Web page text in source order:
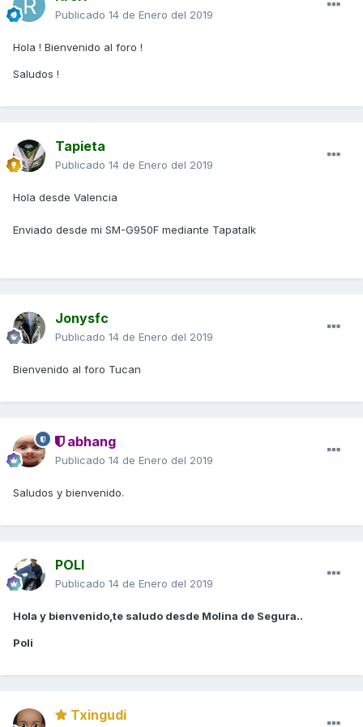
Publicado 14 de Enero del 2019
Hola ! Bienvenido al foro !
Saludos !
Tapieta
Publicado 14 de Enero del 2019
Hola desde Valencia
Enviado desde mi SM-G950F mediante Tapatalk
Jonysfc
Publicado 14 de Enero del 2019
Bienvenido al foro Tucan
abhang
Publicado 14 de Enero del 2019
Saludos y bienvenido.
POLI
Publicado 14 de Enero del 2019
Hola y bienvenido,te saludo desde Molina de Segura..
Poli
Txingudi